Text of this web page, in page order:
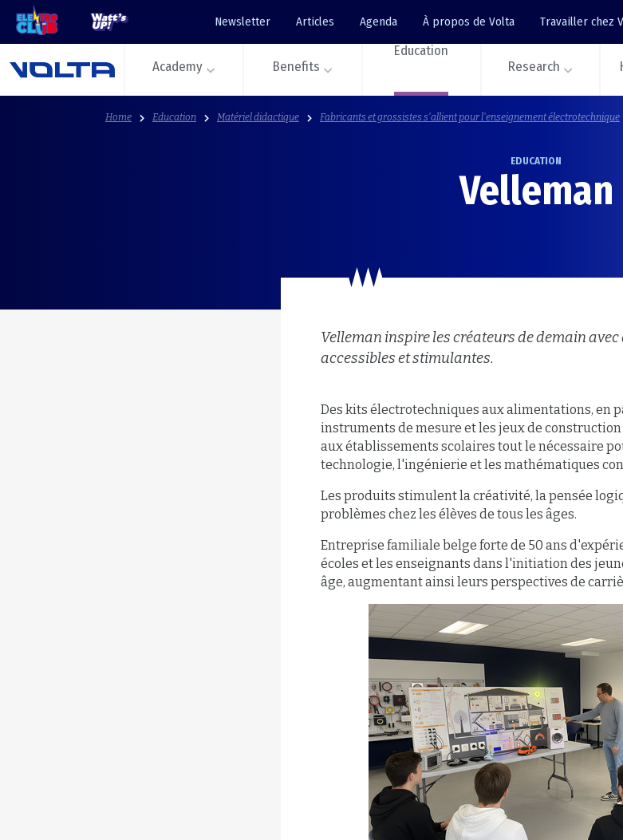
Newsletter Articles Agenda À propos de Volta Travailler chez
Academy Benefits
Education
Research
Home Education Matériel didactique Fabricants et grossistes s'allient pour l'enseignement électrotechnique
EDUCATION
Velleman
Velleman inspire les créateurs de demain avec
accessibles et stimulantes.
Des kits électrotechniques aux alimentations, en
instruments de mesure et les jeux de
aux établissements scolaires tout le nécessaire
technologie, l'ingénierie et les mathématiques
Les produits stimulent la créativité, la pensée
problèmes chez les élèves de tous les âges.
Entreprise familiale belge forte de 50 ans
écoles et les enseignants dans l'initiation des
âge, augmentant ainsi leurs perspectives de